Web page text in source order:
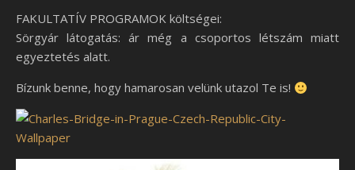
FAKULTATÍV PROGRAMOK költségei:
Sörgyár látogatás: ár még a csoportos létszám miatt
egyeztetés alatt.
Bízunk benne, hogy hamarosan velünk utazol Te is!